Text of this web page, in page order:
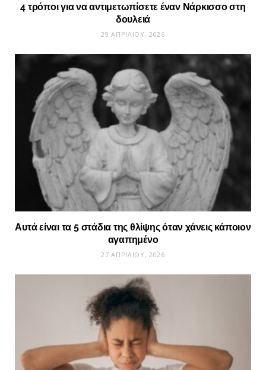
4 τρόποι για να αντιμετωπίσετε έναν Νάρκισσο στη
δουλειά
29 ΑΠΡΙΛΊΟΥ, 2026
Αυτά είναι τα 5 στάδια της θλίψης όταν χάνεις κάποιον
αγαπημένο
27 ΑΠΡΙΛΊΟΥ, 2026